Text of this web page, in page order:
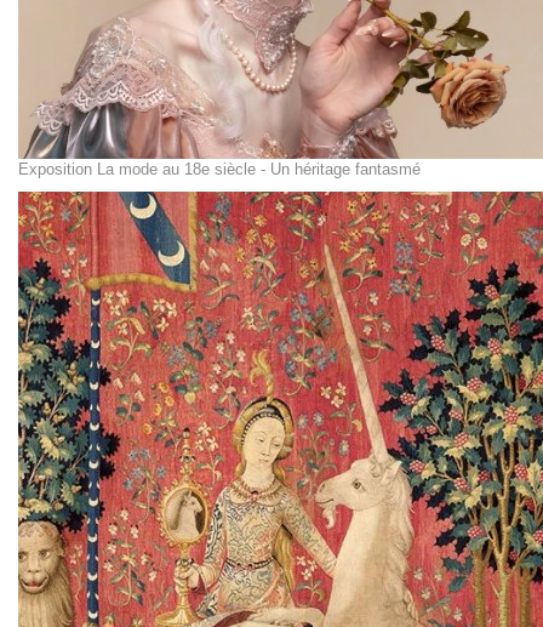
Exposition La mode au 18e siècle - Un héritage fantasmé